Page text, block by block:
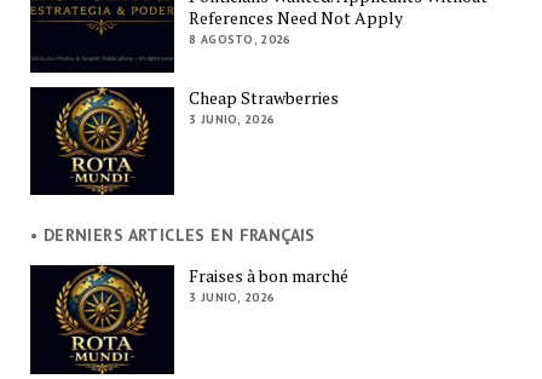
References Need Not Apply
8 AGOSTO, 2026
Cheap Strawberries
3 JUNIO, 2026
• DERNIERS ARTICLES EN FRANÇAIS
Fraises à bon marché
3 JUNIO, 2026